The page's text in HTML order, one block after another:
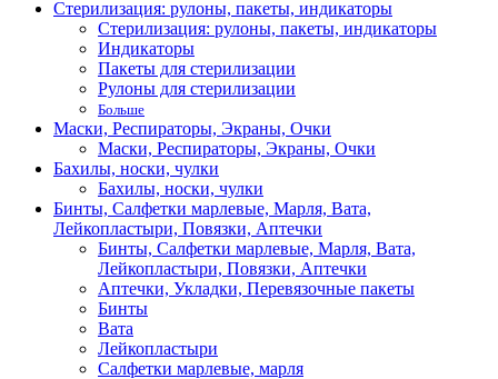
Стерилизация: рулоны, пакеты, индикаторы
Стерилизация: рулоны, пакеты, индикаторы
Индикаторы
Пакеты для стерилизации
Рулоны для стерилизации
Больше
Маски, Респираторы, Экраны, Очки
Маски, Респираторы, Экраны, Очки
Бахилы, носки, чулки
Бахилы, носки, чулки
Бинты, Салфетки марлевые, Марля, Вата,
Лейкопластыри, Повязки, Аптечки
Бинты, Салфетки марлевые, Марля, Вата,
Лейкопластыри, Повязки, Аптечки
Аптечки, Укладки, Перевязочные пакеты
Бинты
Вата
Лейкопластыри
Салфетки марлевые, марля